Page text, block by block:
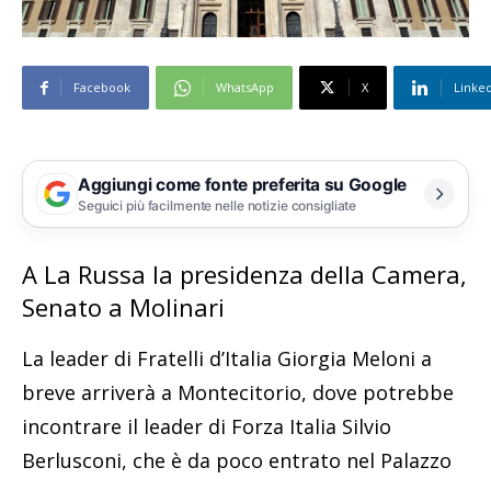
Facebook WhatsApp X
Aggiungi come fonte preferita su Google
Seguici più facilmente nelle notizie consigliate
A La Russa la presidenza della Camera,
Senato a Molinari
La leader di Fratelli d’Italia Giorgia Meloni a
breve arriverà a Montecitorio, dove potrebbe
incontrare il leader di Forza Italia Silvio
Berlusconi, che è da poco entrato nel Palazzo